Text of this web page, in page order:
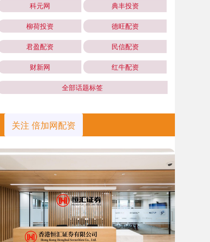
科元网 典丰投资
柳荷投资 德旺配资
君盈配资 民信配资
财新网 红牛配资
全部话题标签
关注 倍加网配资